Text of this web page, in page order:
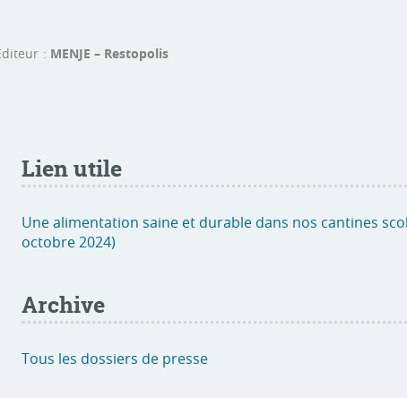
MENJE – Restopolis
Lien utile
Une alimentation saine et durable dans nos cantines
octobre 2024)
Archive
Tous les dossiers de presse